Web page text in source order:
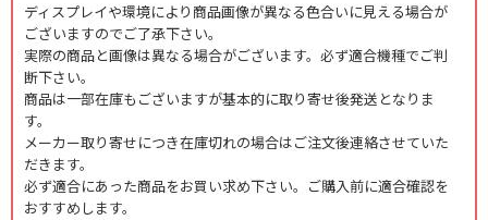
ディスプレイや環境により商品画像が異なる色合いに見える場合が
ございますのでご了承下さい。
実際の商品と画像は異なる場合がございます。必ず適合機種でご判
断下さい。
商品は一部在庫もございますが基本的に取り寄せ後発送となりま
す。
メーカー取り寄せにつき在庫切れの場合はご注文後連絡させていた
だきます。
必ず適合にあった商品をお買い求め下さい。ご購入前に適合確認を
おすすめします。